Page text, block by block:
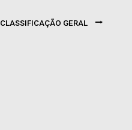
CLASSIFICAÇÃO GERAL ⭢